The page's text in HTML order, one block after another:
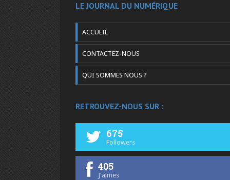
LE JOURNAL DU NUMÉRIQUE
ACCUEIL
CONTACTEZ-NOUS
QUI SOMMES NOUS ?
RETROUVEZ-NOUS SUR :
675
Followers
405
J'aimes